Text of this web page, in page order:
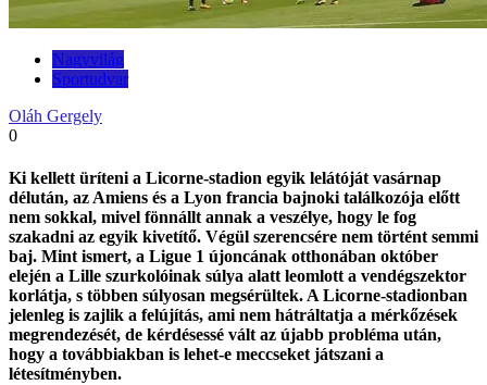
Nagyvilág
Sportudvar
Oláh Gergely
0
Ki kellett üríteni a Licorne-stadion egyik lelátóját vasárnap
délután, az Amiens és a Lyon francia bajnoki találkozója előtt
nem sokkal, mivel fönnállt annak a veszélye, hogy le fog
szakadni az egyik kivetítő. Végül szerencsére nem történt semmi
baj. Mint ismert, a Ligue 1 újoncának otthonában október
elején a Lille szurkolóinak súlya alatt leomlott a vendégszektor
korlátja, s többen súlyosan megsérültek. A Licorne-stadionban
jelenleg is zajlik a felújítás, ami nem hátráltatja a mérkőzések
megrendezését, de kérdésessé vált az újabb probléma után,
hogy a továbbiakban is lehet-e meccseket játszani a
létesítményben.